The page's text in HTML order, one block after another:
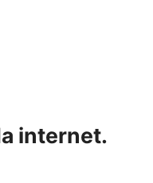
internet.